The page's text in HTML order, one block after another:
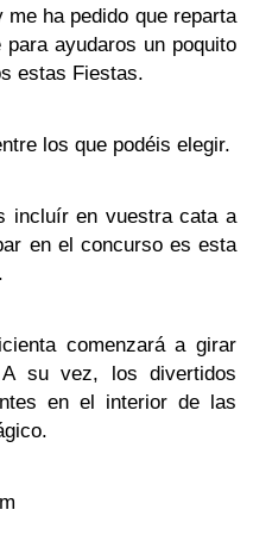
ha pedido que reparta
ayudaros un poquito
estas Fiestas.
los que podéis elegir.
incluír en vuestra cata a
en el concurso es esta
comenzará a girar
su vez, los divertidos
en el interior de las